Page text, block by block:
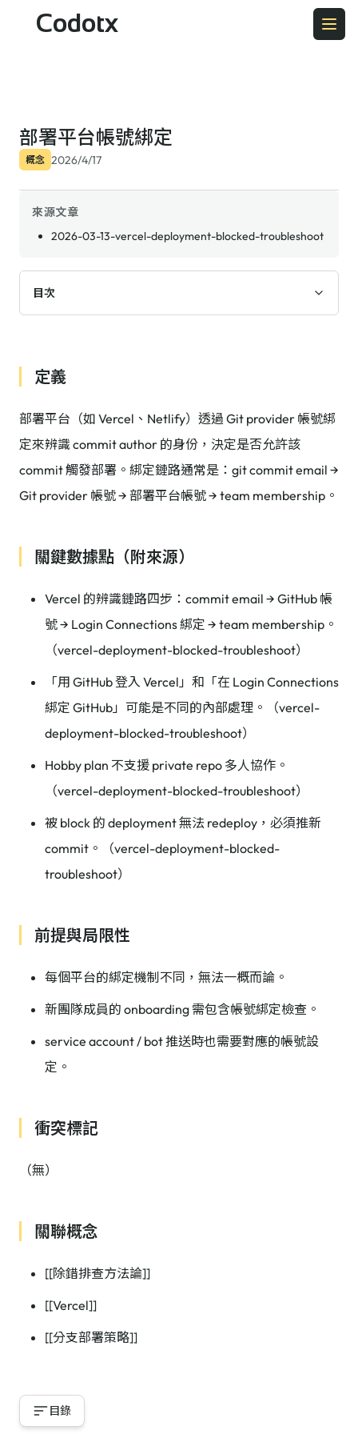
Codotx
目錄
部署平台帳號綁定
概念 2026/4/17
來源文章
2026-03-13-vercel-deployment-blocked-troubleshoot
目次
定義
部署平台（如 Vercel、Netlify）透過 Git provider 帳號綁
定來辨識 commit author 的身份，決定是否允許該
commit 觸發部署。綁定鏈路通常是：git commit email →
Git provider 帳號 → 部署平台帳號 → team membership。
關鍵數據點（附來源）
Vercel 的辨識鏈路四步：commit email → GitHub 帳
號 → Login Connections 綁定 → team membership。
（vercel-deployment-blocked-troubleshoot）
「用 GitHub 登入 Vercel」和「在 Login Connections
綁定 GitHub」可能是不同的內部處理。（vercel-
deployment-blocked-troubleshoot）
Hobby plan 不支援 private repo 多人協作。
（vercel-deployment-blocked-troubleshoot）
被 block 的 deployment 無法 redeploy，必須推新
commit。（vercel-deployment-blocked-
troubleshoot）
前提與局限性
每個平台的綁定機制不同，無法一概而論。
新團隊成員的 onboarding 需包含帳號綁定檢查。
service account / bot 推送時也需要對應的帳號設
定。
衝突標記
（無）
關聯概念
[[除錯排查方法論]]
[[Vercel]]
[[分支部署策略]]